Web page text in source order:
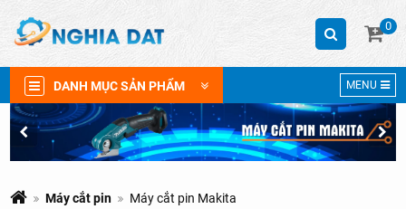
0
DANH MỤC SẢN PHẨM MENU
Máy cắt pin Máy cắt pin Makita